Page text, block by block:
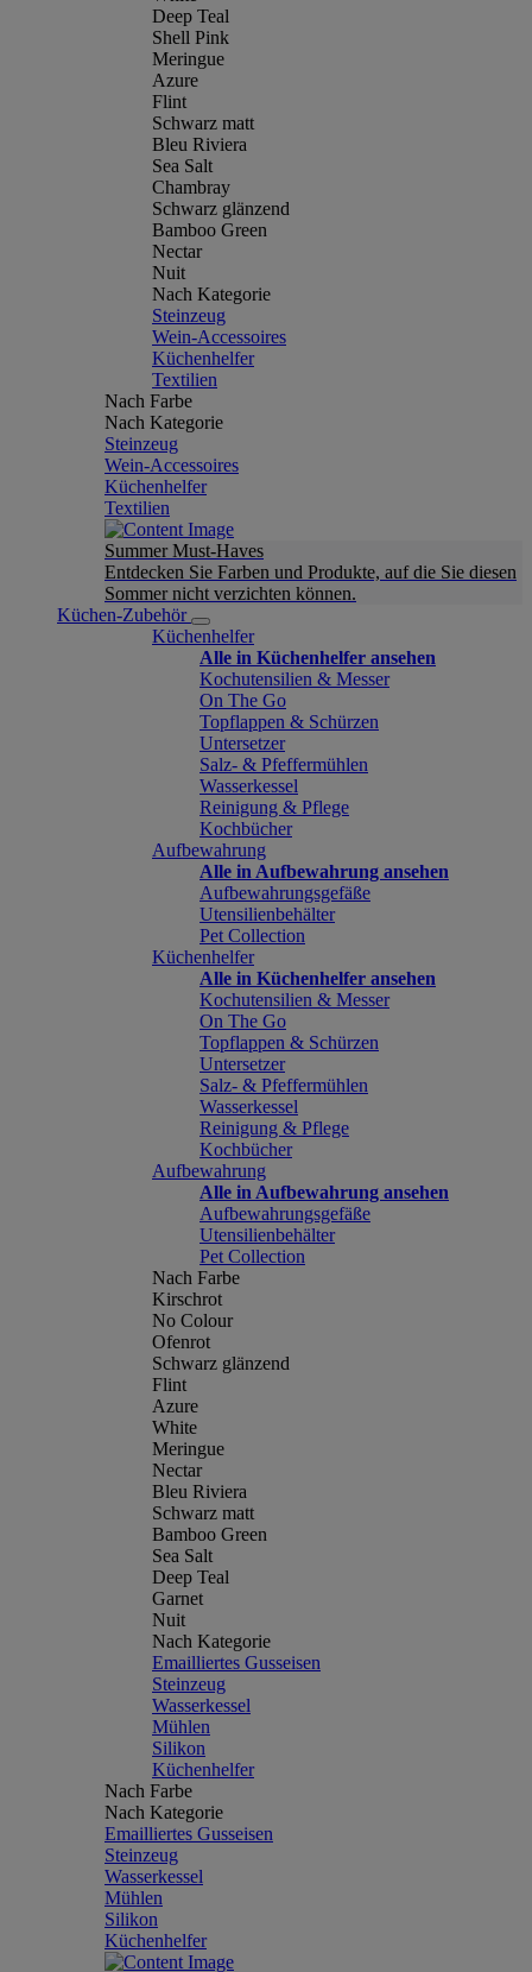
Deep Teal
Shell Pink
Meringue
Azure
Flint
Schwarz matt
Bleu Riviera
Sea Salt
Chambray
Schwarz glänzend
Bamboo Green
Nectar
Nuit
Nach Kategorie
Steinzeug
Wein-Accessoires
Küchenhelfer
Textilien
Nach Farbe
Nach Kategorie
Steinzeug
Wein-Accessoires
Küchenhelfer
Textilien
Summer Must-Haves
Entdecken Sie Farben und Produkte, auf die Sie diesen
Sommer nicht verzichten können.
Küchen-Zubehör
Küchenhelfer
Alle in Küchenhelfer ansehen
Kochutensilien & Messer
On The Go
Topflappen & Schürzen
Untersetzer
Salz- & Pfeffermühlen
Wasserkessel
Reinigung & Pflege
Kochbücher
Aufbewahrung
Alle in Aufbewahrung ansehen
Aufbewahrungsgefäße
Utensilienbehälter
Pet Collection
Küchenhelfer
Alle in Küchenhelfer ansehen
Kochutensilien & Messer
On The Go
Topflappen & Schürzen
Untersetzer
Salz- & Pfeffermühlen
Wasserkessel
Reinigung & Pflege
Kochbücher
Aufbewahrung
Alle in Aufbewahrung ansehen
Aufbewahrungsgefäße
Utensilienbehälter
Pet Collection
Nach Farbe
Kirschrot
No Colour
Ofenrot
Schwarz glänzend
Flint
Azure
White
Meringue
Nectar
Bleu Riviera
Schwarz matt
Bamboo Green
Sea Salt
Deep Teal
Garnet
Nuit
Nach Kategorie
Emailliertes Gusseisen
Steinzeug
Wasserkessel
Mühlen
Silikon
Küchenhelfer
Nach Farbe
Nach Kategorie
Emailliertes Gusseisen
Steinzeug
Wasserkessel
Mühlen
Silikon
Küchenhelfer